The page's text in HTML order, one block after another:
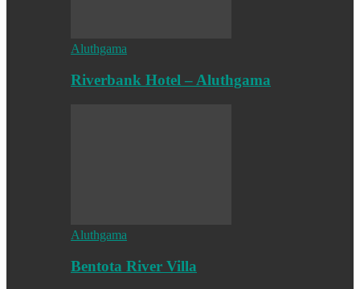
Aluthgama
Riverbank Hotel – Aluthgama
Aluthgama
Bentota River Villa